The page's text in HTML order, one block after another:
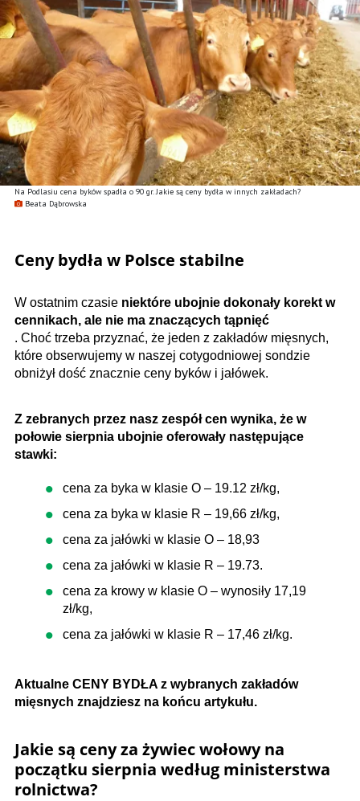
Na Podlasiu cena byków spadła o 90 gr. Jakie są ceny bydła w innych zakładach?
Beata Dąbrowska
Ceny bydła w Polsce stabilne
W ostatnim czasie niektóre ubojnie dokonały korekt w
cennikach, ale nie ma znaczących tąpnięć
. Choć trzeba przyznać, że jeden z zakładów mięsnych,
które obserwujemy w naszej cotygodniowej sondzie
obniżył dość znacznie ceny byków i jałówek.
Z zebranych przez nasz zespół cen wynika, że w
połowie sierpnia ubojnie oferowały następujące
stawki:
cena za byka w klasie O –​ 19.12 zł/kg,
cena za byka w klasie R –​ 19,66 zł/kg,
cena za jałówki w klasie O –​ 18,93
cena za jałówki w klasie R – 19.73.
cena za krowy w klasie O – wynosiły 17,19
zł/kg,
cena za jałówki w klasie R – 17,46 zł/kg.
Aktualne CENY BYDŁA z wybranych zakładów
mięsnych znajdziesz na końcu artykułu.
Jakie są ceny za żywiec wołowy na
początku sierpnia według ministerstwa
rolnictwa?